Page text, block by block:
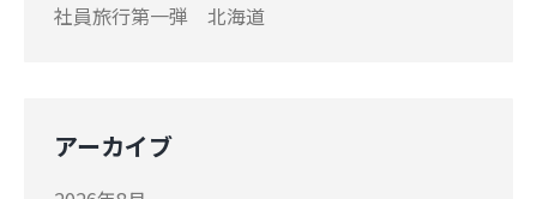
社員旅行第一弾 北海道
アーカイブ